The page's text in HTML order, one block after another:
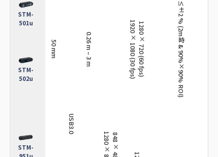
STM-
501u
STM-
502u
STM-
50 mm
USB3.0
0.26 m – 3 m 1920 × 1080 (30 fps)1280 × 720 (60 fps) ≤±2 % (2m時 & 90%×90% ROI)